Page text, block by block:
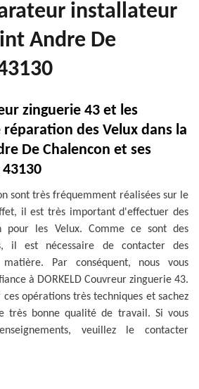
installateur
Andre De
zinguerie 43 et les
des Velux dans la
De Chalencon et ses
sont très fréquemment réalisées sur le
il est très important d'effectuer des
pour les Velux. Comme ce sont des
il est nécessaire de contacter des
Par conséquent, nous vous
à DORKELD Couvreur zinguerie 43.
ces opérations très techniques et sachez
très bonne qualité de travail. Si vous
veuillez le contacter